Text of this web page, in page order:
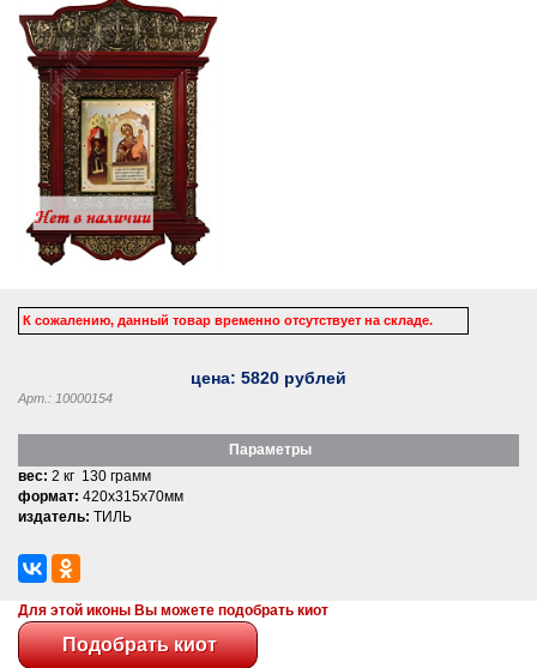
К сожалению, данный товар временно отсутствует на складе.
цена: 5820 рублей
Арт.: 10000154
Параметры
вес: 2 кг 130 грамм
формат: 420x315x70мм
издатель: ТИЛЬ
Для этой иконы Вы можете подобрать киот